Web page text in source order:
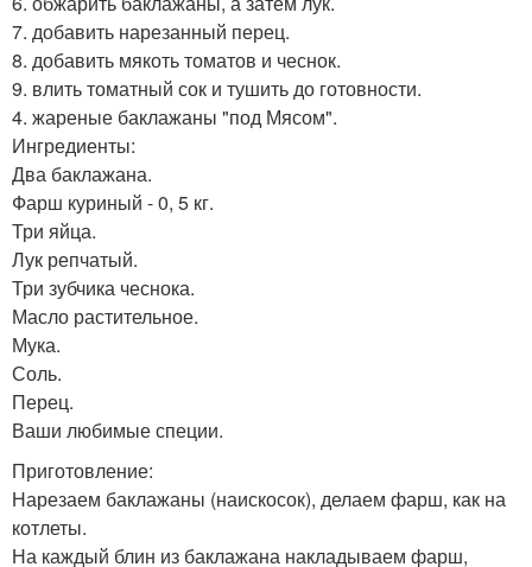
7. добавить нарезанный перец.
8. добавить мякоть томатов и чеснок.
9. влить томатный сок и тушить до готовности.
4. жареные баклажаны "под Мясом".
Ингредиенты:
Два баклажана.
Фарш куриный - 0, 5 кг.
Три яйца.
Лук репчатый.
Три зубчика чеснока.
Масло растительное.
Мука.
Соль.
Перец.
Ваши любимые специи.
Приготовление:
Нарезаем баклажаны (наискосок), делаем фарш, как на
котлеты.
На каждый блин из баклажана накладываем фарш,